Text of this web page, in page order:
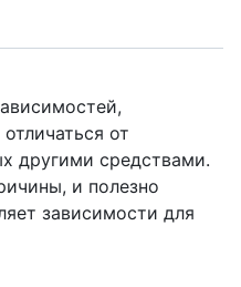
от
другими средствами.
и полезно
зависимости для